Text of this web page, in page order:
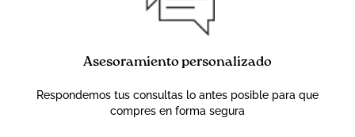
Asesoramiento personalizado
Respondemos tus consultas lo antes posible para que
compres en forma segura